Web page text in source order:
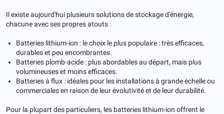
Il existe aujourd'hui plusieurs solutions de stockage d'énergie,
chacune avec ses propres atouts :
Batteries lithium-ion : le choix le plus populaire : très efficaces,
durables et peu encombrantes.
Batteries plomb-acide : plus abordables au départ, mais plus
volumineuses et moins efficaces.
Batteries à flux : idéales pour les installations à grande échelle ou
commerciales en raison de leur évolutivité et de leur durabilité.
Pour la plupart des particuliers, les batteries lithium-ion offrent le